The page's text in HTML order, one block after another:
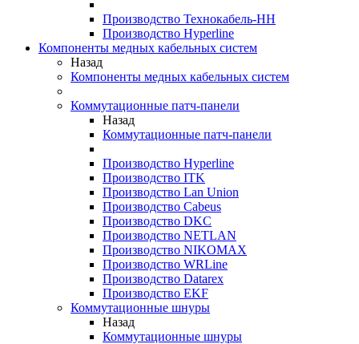
Производство Технокабель-НН
Производство Hyperline
Компоненты медных кабельных систем
Назад
Компоненты медных кабельных систем
Коммутационные патч-панели
Назад
Коммутационные патч-панели
Производство Hyperline
Производство ITK
Производство Lan Union
Производство Cabeus
Производство DKC
Производство NETLAN
Производство NIKOMAX
Производство WRLine
Производство Datarex
Производство EKF
Коммутационные шнуры
Назад
Коммутационные шнуры